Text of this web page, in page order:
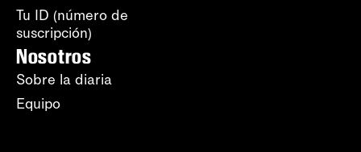
Tu ID (número de
suscripción)
Nosotros
Sobre la diaria
Equipo